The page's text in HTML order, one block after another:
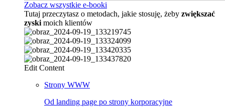
Zobacz wszystkie e-booki
Tutaj przeczytasz o metodach, jakie stosuję, żeby zwiększać
zyski moich klientów
Edit Content
Strony WWW
Od landing page po strony korporacyjne